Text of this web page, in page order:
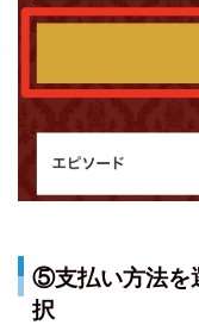
⑤支払い方法を
択